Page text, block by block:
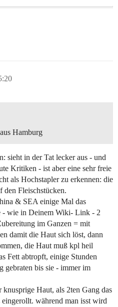
Hamburg
sieht in der Tat lecker aus - und
Kritiken - ist aber eine sehr freie
als Hochstapler zu erkennen: die
den Fleischstücken.
& SEA einige Mal das
- wie in Deinem Wiki- Link - 2
im Ganzen = mit
damit die Haut sich löst, dann
die Haut muß kpl heil
Fett abtropft, einige Stunden
gebraten bis sie - immer im
knusprige Haut, als 2ten Gang das
eingerollt. während man isst wird